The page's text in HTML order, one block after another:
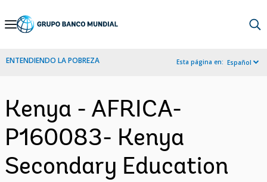
Skip
Navigation
ENTENDIENDO LA POBREZA Esta página en: Español
Kenya - AFRICA-
P160083- Kenya
Secondary Education